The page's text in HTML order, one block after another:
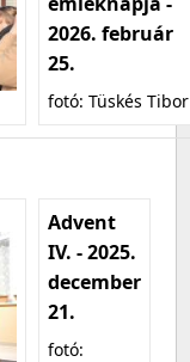
2026. február
25.
fotó: Tüskés Tibor
Advent
IV. - 2025.
december
21.
fotó: